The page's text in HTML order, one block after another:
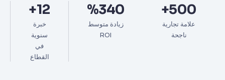
500+
علامة تجارية
ناجحة
%340
زيادة متوسط
ROI
12+
خبرة
سنوية
في
القطاع